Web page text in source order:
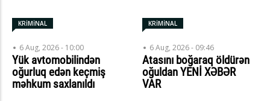
KRİMİNAL
6 Aug, 2026 - 10:00
Yük avtomobilindən
oğurluq edən keçmiş
məhkum saxlanıldı
KRİMİNAL
6 Aug, 2026 - 09:46
Atasını boğaraq öldürən
oğuldan YENİ XƏBƏR
VAR